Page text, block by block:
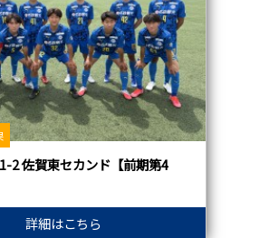
2 佐賀東セカンド【前期第4
詳細はこちら